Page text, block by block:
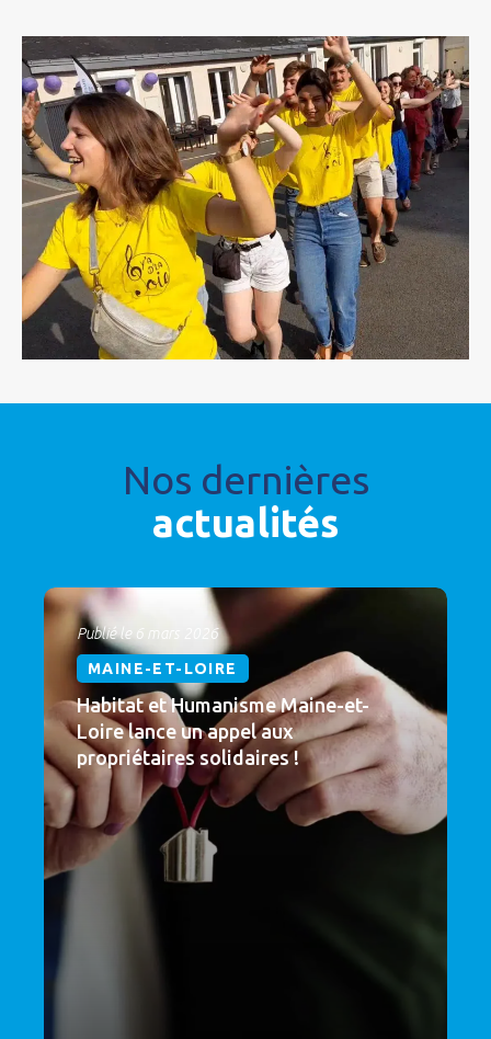
Nos dernières
actualités
Publié le 6 mars 2026
MAINE-ET-LOIRE
Habitat et Humanisme Maine-et-
Loire lance un appel aux
propriétaires solidaires !